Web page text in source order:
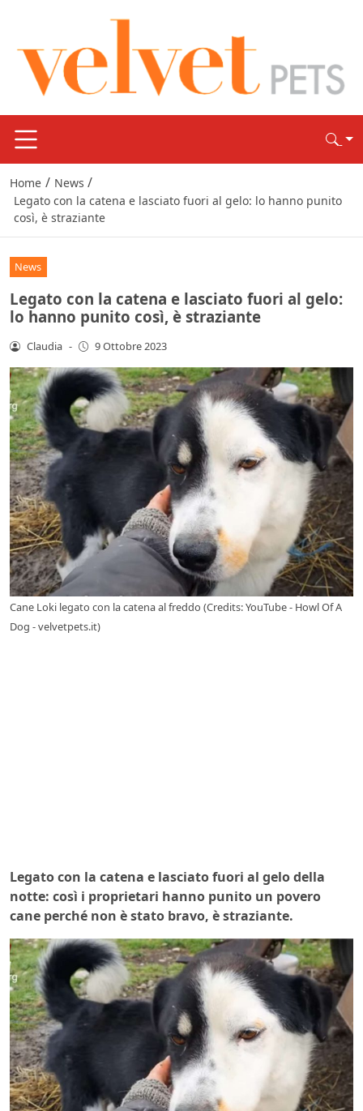
Home / News /
Legato con la catena e lasciato fuori al gelo: lo hanno punito
così, è straziante
News
Legato con la catena e lasciato fuori al gelo:
lo hanno punito così, è straziante
Claudia - 9 Ottobre 2023
Cane Loki legato con la catena al freddo (Credits: YouTube - Howl Of A
Dog - velvetpets.it)
Legato con la catena e lasciato fuori al gelo della
notte: così i proprietari hanno punito un povero
cane perché non è stato bravo, è straziante.